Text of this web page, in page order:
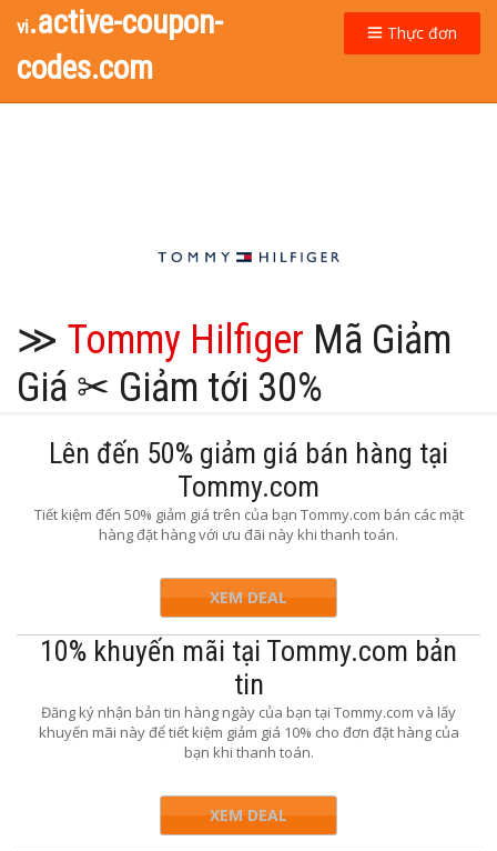
vi.active-coupon-
codes.com
Thực đơn
≫ Tommy Hilfiger Mã Giảm
Giá ✂ Giảm tới 30%
Lên đến 50% giảm giá bán hàng tại
Tommy.com
Tiết kiệm đến 50% giảm giá trên của bạn Tommy.com bán các mặt
hàng đặt hàng với ưu đãi này khi thanh toán.
XEM DEAL
10% khuyến mãi tại Tommy.com bản
tin
Đăng ký nhận bản tin hàng ngày của bạn tại Tommy.com và lấy
khuyến mãi này để tiết kiệm giảm giá 10% cho đơn đặt hàng của
bạn khi thanh toán.
XEM DEAL